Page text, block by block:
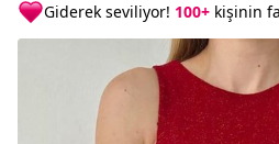
Giderek seviliyor! 100+ kişinin